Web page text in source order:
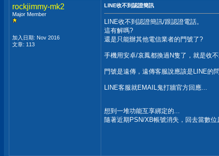
rockjimmy-mk2
Major Member
加入日期: Nov 2016
文章: 113
LINE收不到認證簡訊
LINE收不到認證簡訊/跟認證電話。
這有解嗎?
還是只能辦其他電信業者的門號了?
手機用安卓/哀鳳都換過N隻了，就是收
門號是遠傳，遠傳客服說應該是LINE的
LINE客服就EMAIL鬼打牆官方回應...
想到一堆功能互享綁定的...
隨著近期PSN/XB帳號消失，回去當數位